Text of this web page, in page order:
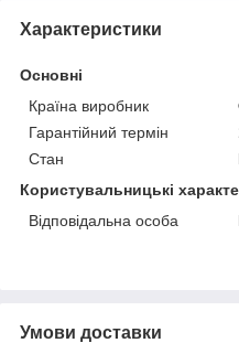
Характеристики
Основні
Країна виробник
Гарантійний термін
Стан
Користувальницькі
Відповідальна особа
Умови доставки